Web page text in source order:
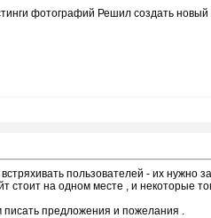
фотографий Решил создать новый
пользователей - их нужно
стоит на одном месте , и
предложения и пожелания .